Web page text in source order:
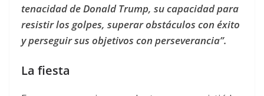
tenacidad de Donald Trump, su capacidad para
resistir los golpes, superar obstáculos con éxito
y perseguir sus objetivos con perseverancia”.
La fiesta